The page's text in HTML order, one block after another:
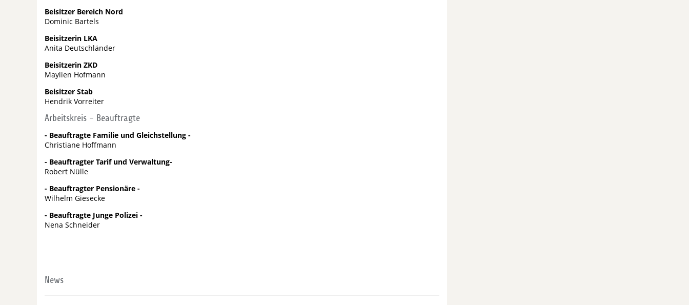
Beisitzer Bereich Nord
Dominic Bartels
Beisitzerin LKA
Anita Deutschländer
Beisitzerin ZKD
Maylien Hofmann
Beisitzer Stab
Hendrik Vorreiter
Arbeitskreis - Beauftragte
- Beauftragte Familie und Gleichstellung -
Christiane Hoffmann
- Beauftragter Tarif und Verwaltung-
Robert Nülle
- Beauftragter Pensionäre -
Wilhelm Giesecke
- Beauftragte Junge Polizei -
Nena Schneider
News